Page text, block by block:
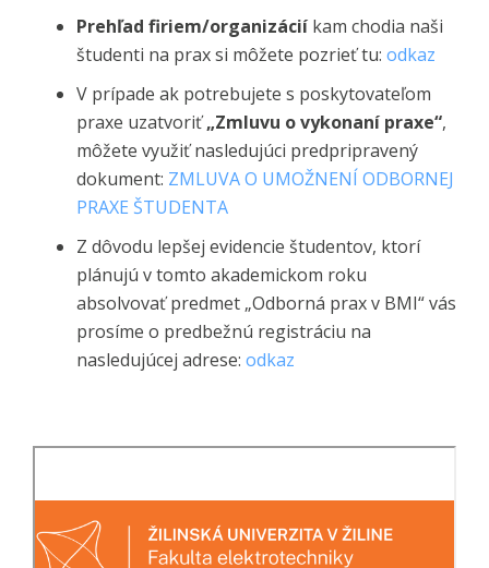
Prehľad firiem/organizácií kam chodia naši
študenti na prax si môžete pozrieť tu: odkaz
V prípade ak potrebujete s poskytovateľom
praxe uzatvoriť„Zmluvu o vykonaní praxe“,
môžete využiť nasledujúci predpripravený
dokument: ZMLUVA O UMOŽNENÍ ODBORNEJ
PRAXE ŠTUDENTA
Z dôvodu lepšej evidencie študentov, ktorí
plánujú v tomto akademickom roku
absolvovať predmet „Odborná prax v BMI“ vás
prosíme o predbežnú registráciu na
nasledujúcej adrese: odkaz